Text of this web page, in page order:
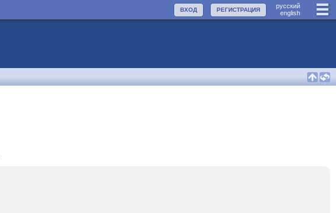
руccкий
english
РЕГИСТРАЦИЯ
ВХОД